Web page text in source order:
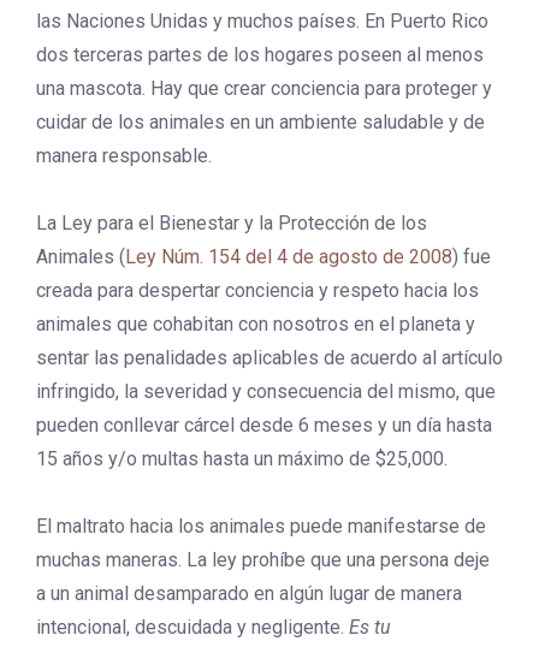
las Naciones Unidas y muchos países. En Puerto Rico
dos terceras partes de los hogares poseen al menos
una mascota. Hay que crear conciencia para proteger y
cuidar de los animales en un ambiente saludable y de
manera responsable.
La Ley para el Bienestar y la Protección de los
Animales (Ley Núm. 154 del 4 de agosto de 2008) fue
creada para despertar conciencia y respeto hacia los
animales que cohabitan con nosotros en el planeta y
sentar las penalidades aplicables de acuerdo al artículo
infringido, la severidad y consecuencia del mismo, que
pueden conllevar cárcel desde 6 meses y un día hasta
15 años y/o multas hasta un máximo de $25,000.
El maltrato hacia los animales puede manifestarse de
muchas maneras. La ley prohíbe que una persona deje
a un animal desamparado en algún lugar de manera
intencional, descuidada y negligente. Es tu